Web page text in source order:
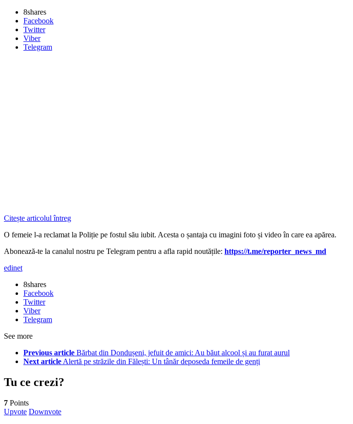
8shares
Facebook
Twitter
Viber
Telegram
Citește articolul întreg
O femeie l-a reclamat la Poliție pe fostul său iubit. Acesta o șantaja cu imagini foto și video în care ea apărea.
Abonează-te la canalul nostru pe Telegram pentru a afla rapid noutățile: https://t.me/reporter_news_md
edinet
8shares
Facebook
Twitter
Viber
Telegram
See more
Previous article Bărbat din Dondușeni, jefuit de amici: Au băut alcool și au furat aurul
Next article Alertă pe străzile din Fălești: Un tânăr deposeda femeile de genți
Tu ce crezi?
7 Points
Upvote Downvote